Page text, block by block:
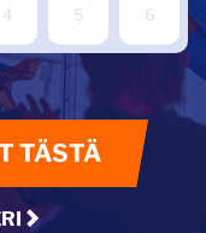
4 5 6
TÄSTÄ